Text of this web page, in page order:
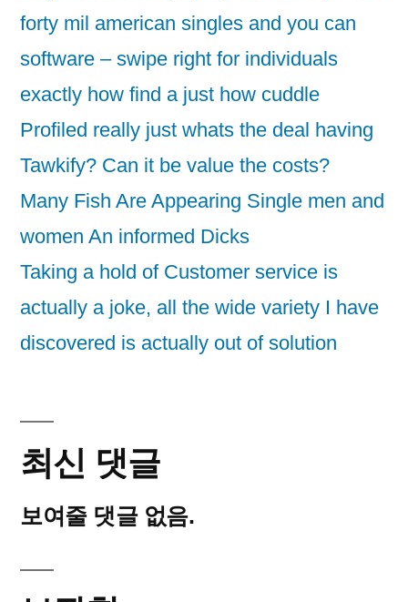
forty mil american singles and you can
software – swipe right for individuals
exactly how find a just how cuddle
Profiled really just whats the deal having
Tawkify? Can it be value the costs?
Many Fish Are Appearing Single men and
women An informed Dicks
Taking a hold of Customer service is
actually a joke, all the wide variety I have
discovered is actually out of solution
최신 댓글
보여줄 댓글 없음.